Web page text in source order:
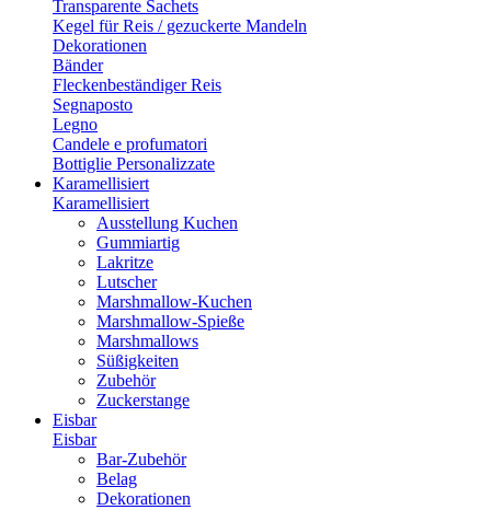
Transparente Sachets
Kegel für Reis / gezuckerte Mandeln
Dekorationen
Bänder
Fleckenbeständiger Reis
Segnaposto
Legno
Candele e profumatori
Bottiglie Personalizzate
Karamellisiert
Karamellisiert
Ausstellung Kuchen
Gummiartig
Lakritze
Lutscher
Marshmallow-Kuchen
Marshmallow-Spieße
Marshmallows
Süßigkeiten
Zubehör
Zuckerstange
Eisbar
Eisbar
Bar-Zubehör
Belag
Dekorationen